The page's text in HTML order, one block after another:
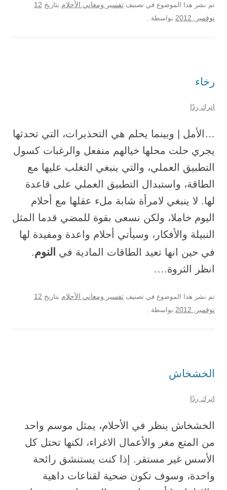
تم نشر هذا الموضوع في تصنيف تفسير ومعاني الأحلام بتاريخ 12
نوفمبر, 2012
بواسطة .
رخاء
اترك ردًا
…الأمل | وبينما يحلم هي التحذيرات، التي تحدثها
يجري حلت محلها خيالهم منفعل والرغبات كسول
التطبيق العملي، والتي ينبغي التغلب عليها مع
الطاقة، واستبدال التطبيق العملي على قاعدة
لها. لا ينبغي لامرأة شابة ملء عقلها مع أحلام
اليوم خاملا، ولكن نسعى بقوة للمضي قدما المثل
النبيلة والأفكار، وسيأتي أحلام واعدة ومفيدة لها
في حين انها تعيد الطاقات المادية في النوم.
انظر الثروة….
تم نشر هذا الموضوع في تصنيف تفسير ومعاني الأحلام بتاريخ 12
نوفمبر, 2012
بواسطة .
الخشخاش
اترك ردًا
الخشخاش ينظر في الأحلام، يمثل موسم واحد
من المتع مغر والأعمال الاغراء، لكنها تحتل كل
الأسس غير مستقر. إذا كنت يستنشق رائحة
واحدة، وسوف تكون ضحية لقناعات داهية